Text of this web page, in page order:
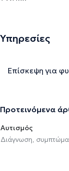
Υπηρεσίες
Επίσκεψη για
Προτεινόμενα
Αυτισμός
Διάγνωση,